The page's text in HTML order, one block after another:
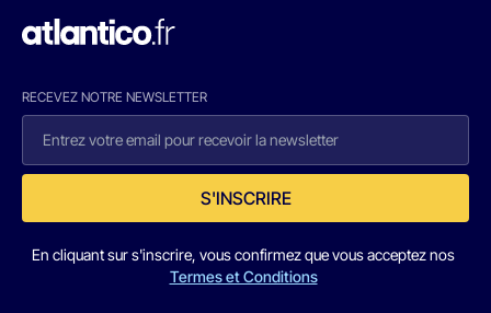
RECEVEZ NOTRE NEWSLETTER
S'INSCRIRE
En cliquant sur s'inscrire, vous confirmez que vous acceptez nos
Termes et Conditions